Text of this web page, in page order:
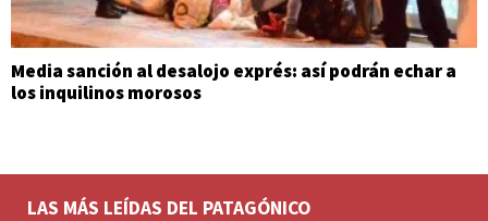
Media sanción al desalojo exprés: así podrán echar a
los inquilinos morosos
LAS MÁS LEÍDAS DEL PATAGÓNICO